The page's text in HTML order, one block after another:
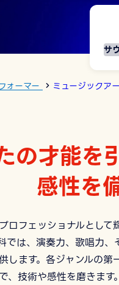
サ
ォーマー ミュージックア
の才能を
感性を
プロフェッショナルとし
科では、演奏力、歌唱力
供します。各ジャンルの
で、技術や感性を磨きま